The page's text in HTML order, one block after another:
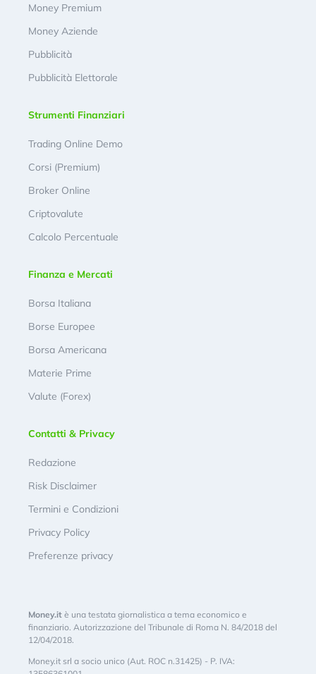
Money Premium
Money Aziende
Pubblicità
Pubblicità Elettorale
Strumenti Finanziari
Trading Online Demo
Corsi (Premium)
Broker Online
Criptovalute
Calcolo Percentuale
Finanza e Mercati
Borsa Italiana
Borse Europee
Borsa Americana
Materie Prime
Valute (Forex)
Contatti & Privacy
Redazione
Risk Disclaimer
Termini e Condizioni
Privacy Policy
Preferenze privacy
Money.it è una testata giornalistica a tema economico e
finanziario. Autorizzazione del Tribunale di Roma N. 84/2018 del
12/04/2018.
Money.it srl a socio unico (Aut. ROC n.31425) - P. IVA: